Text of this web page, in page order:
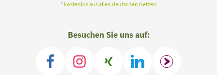
* kostenlos aus allen deutschen Netzen
Besuchen Sie uns auf: